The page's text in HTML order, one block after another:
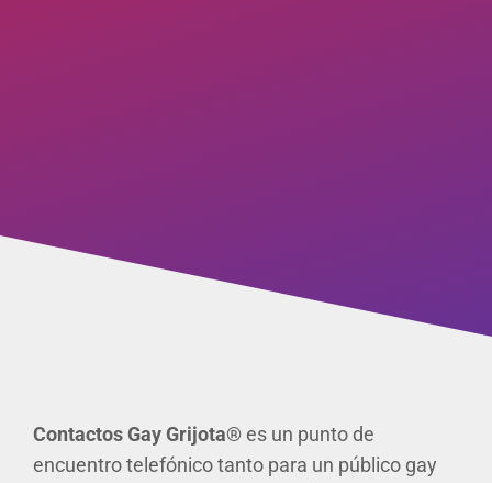
Contactos GayGrijota®es un punto de
encuentro telefónico tanto para un público gay